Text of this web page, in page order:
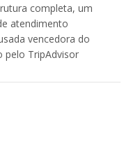
completa, um
atendimento
vencedora do
pelo TripAdvisor